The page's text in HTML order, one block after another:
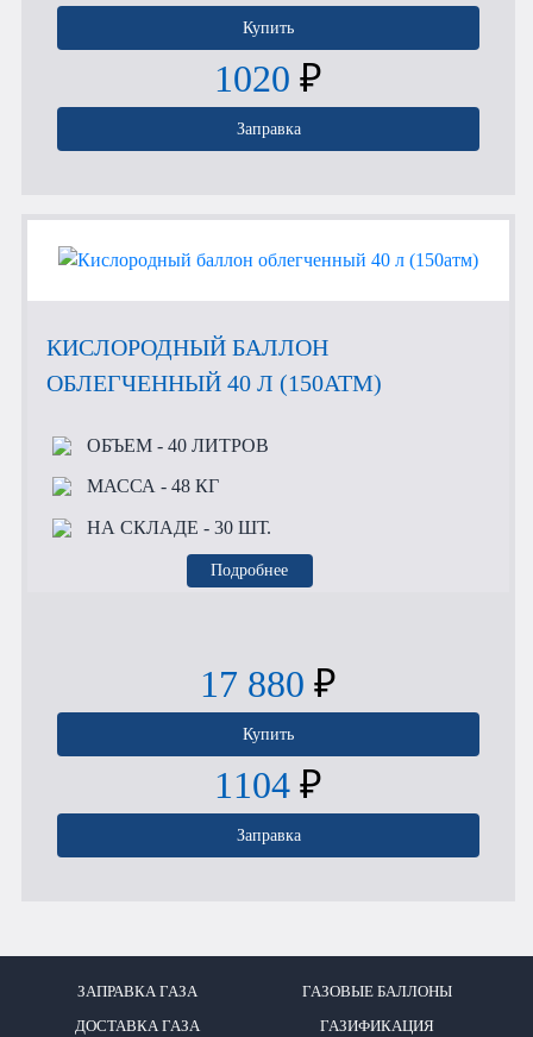
Купить
1020 ₽
Заправка
КИСЛОРОДНЫЙ БАЛЛОН
ОБЛЕГЧЕННЫЙ 40 Л (150АТМ)
ОБЪЕМ- 40 ЛИТРОВ
МАССА- 48 КГ
НА СКЛАДЕ - 30 ШТ.
Подробнее
17 880 ₽
Купить
1104 ₽
Заправка
ЗАПРАВКА ГАЗА ГАЗОВЫЕ БАЛЛОНЫ
ДОСТАВКА ГАЗА ГАЗИФИКАЦИЯ